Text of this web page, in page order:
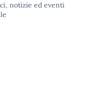
notizie ed eventi